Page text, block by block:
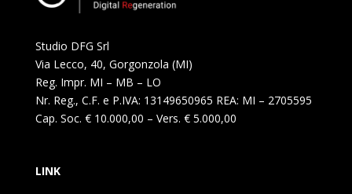
Studio DFG Srl
Via Lecco, 40, Gorgonzola (MI)
Reg. Impr. MI – MB – LO
Nr. Reg., C.F. e P.IVA: 13149650965 REA: MI – 2705595
Cap. Soc. € 10.000,00 – Vers. € 5.000,00
LINK